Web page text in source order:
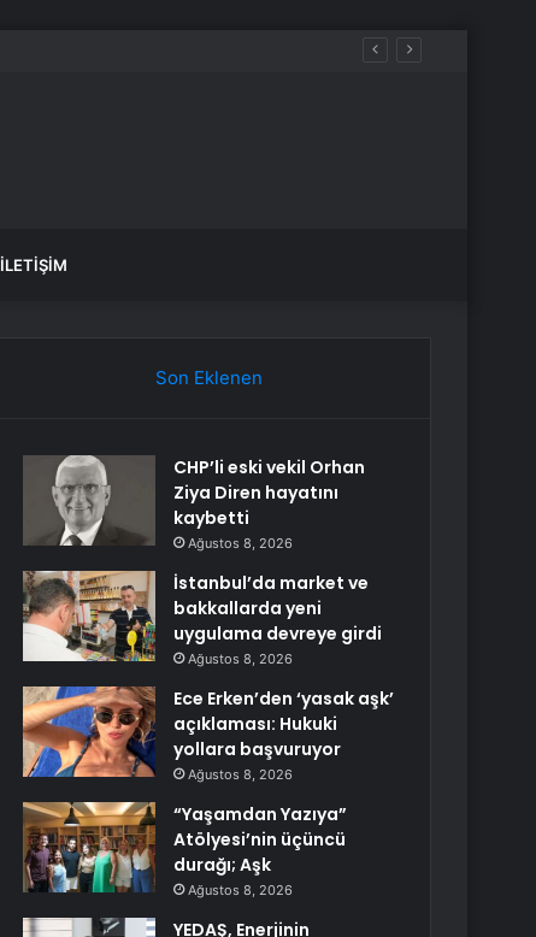
İLETIŞIM
Son Eklenen
CHP’li eski vekil Orhan
Ziya Diren hayatını
kaybetti
Ağustos 8, 2026
İstanbul’da market ve
bakkallarda yeni
uygulama devreye girdi
Ağustos 8, 2026
Ece Erken’den ‘yasak aşk’
açıklaması: Hukuki
yollara başvuruyor
Ağustos 8, 2026
“Yaşamdan Yazıya”
Atölyesi’nin üçüncü
durağı; Aşk
Ağustos 8, 2026
YEDAŞ, Enerjinin